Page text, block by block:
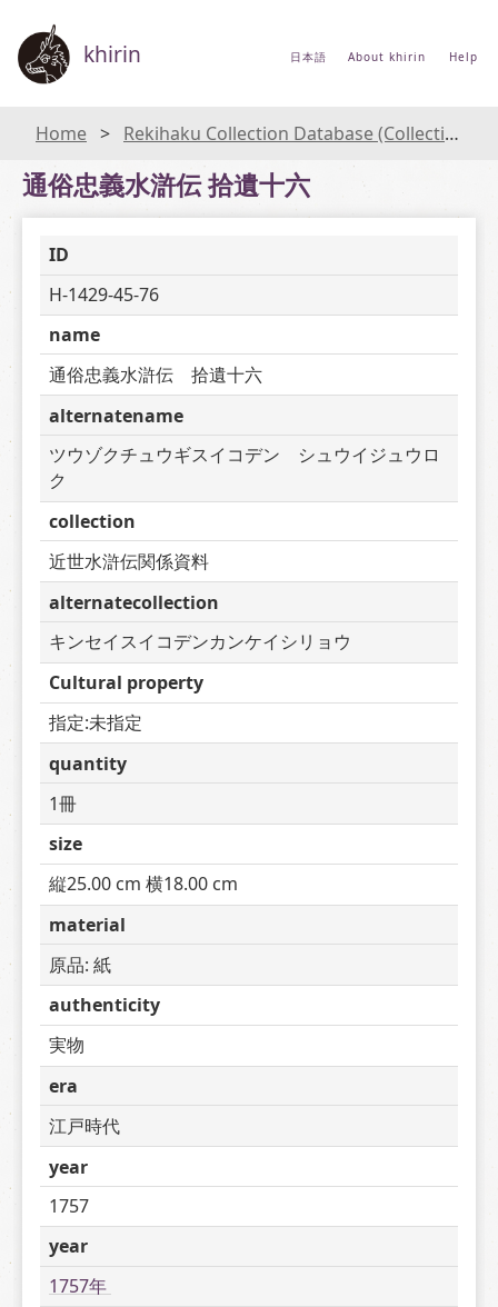
khirin 日本語 About khirin Help
Home Rekihaku Collection Database (Collections Database of the National Museum of Japanese History)
通俗忠義水滸伝 拾遺十六
ID
H-1429-45-76
name
通俗忠義水滸伝　拾遺十六
alternatename
ツウゾクチュウギスイコデン　シュウイジュウロ
ク
collection
近世水滸伝関係資料
alternatecollection
キンセイスイコデンカンケイシリョウ
Cultural property
指定:未指定
quantity
1冊
size
縦25.00 cm 横18.00 cm
material
原品: 紙
authenticity
実物
era
江戸時代
year
1757
year
1757年